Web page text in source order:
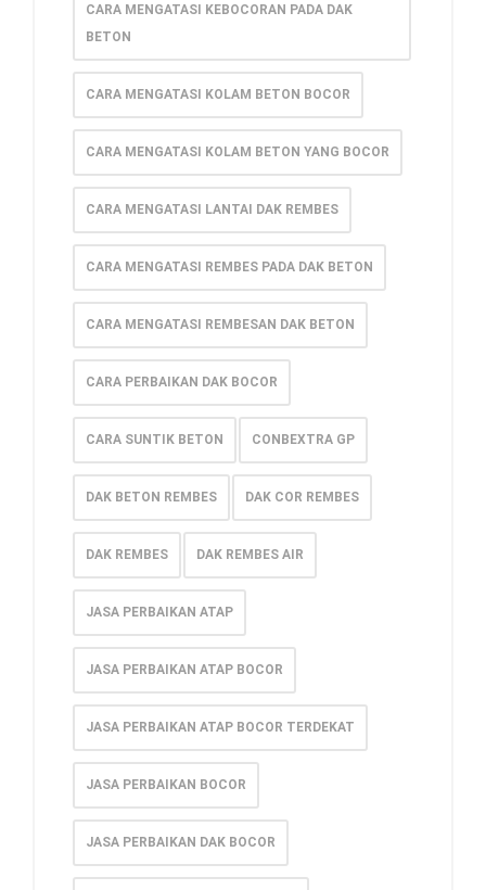
CARA MENGATASI KEBOCORAN PADA DAK
BETON
CARA MENGATASI KOLAM BETON BOCOR
CARA MENGATASI KOLAM BETON YANG BOCOR
CARA MENGATASI LANTAI DAK REMBES
CARA MENGATASI REMBES PADA DAK BETON
CARA MENGATASI REMBESAN DAK BETON
CARA PERBAIKAN DAK BOCOR
CARA SUNTIK BETON CONBEXTRA GP
DAK BETON REMBES DAK COR REMBES
DAK REMBES DAK REMBES AIR
JASA PERBAIKAN ATAP
JASA PERBAIKAN ATAP BOCOR
JASA PERBAIKAN ATAP BOCOR TERDEKAT
JASA PERBAIKAN BOCOR
JASA PERBAIKAN DAK BOCOR